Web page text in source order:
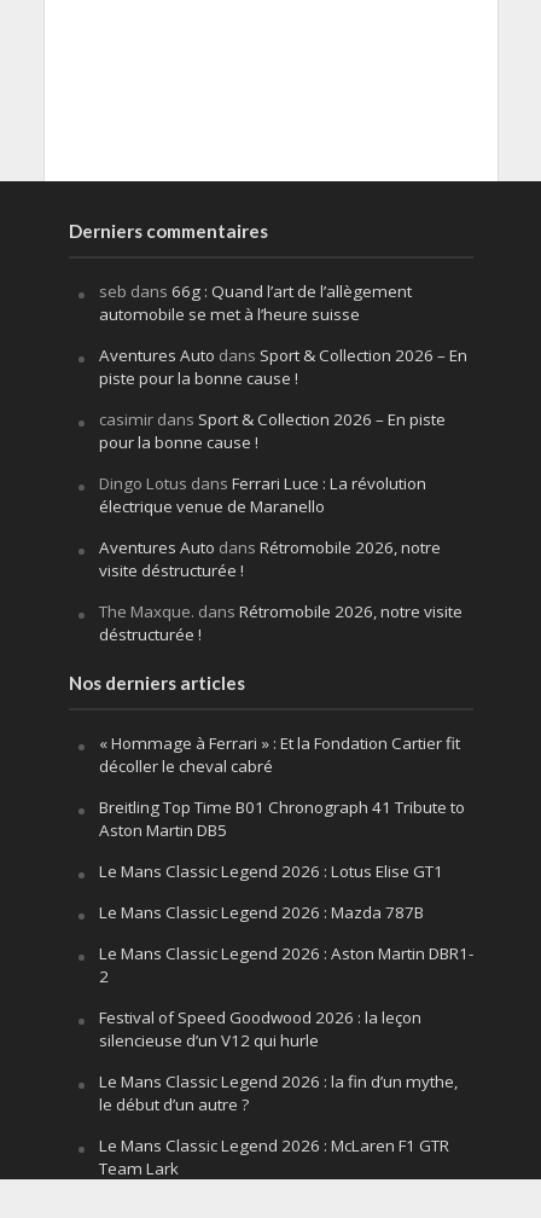
Derniers commentaires
seb dans 66g : Quand l’art de l’allègement
automobile se met à l’heure suisse
Aventures Auto dans Sport & Collection 2026 – En
piste pour la bonne cause !
casimirdans Sport & Collection 2026 – En piste
pour la bonne cause !
Dingo Lotus dans Ferrari Luce : La révolution
électrique venue de Maranello
Aventures Auto dans Rétromobile 2026, notre
visite déstructurée !
The Maxque. dans Rétromobile 2026, notre visite
déstructurée !
Nos derniers articles
« Hommage à Ferrari » : Et la Fondation Cartier fit
décoller le cheval cabré
Breitling Top Time B01 Chronograph 41 Tribute to
Aston Martin DB5
Le Mans Classic Legend 2026 : Lotus Elise GT1
Le Mans Classic Legend 2026 : Mazda 787B
Le Mans Classic Legend 2026 : Aston Martin DBR1-
2
Festival of Speed Goodwood 2026 : la leçon
silencieuse d’un V12 qui hurle
Le Mans Classic Legend 2026 : la fin d’un mythe,
le début d’un autre ?
Le Mans Classic Legend 2026 : McLaren F1 GTR
Team Lark